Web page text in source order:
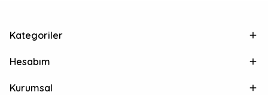
Kategoriler
Hesabım
Kurumsal